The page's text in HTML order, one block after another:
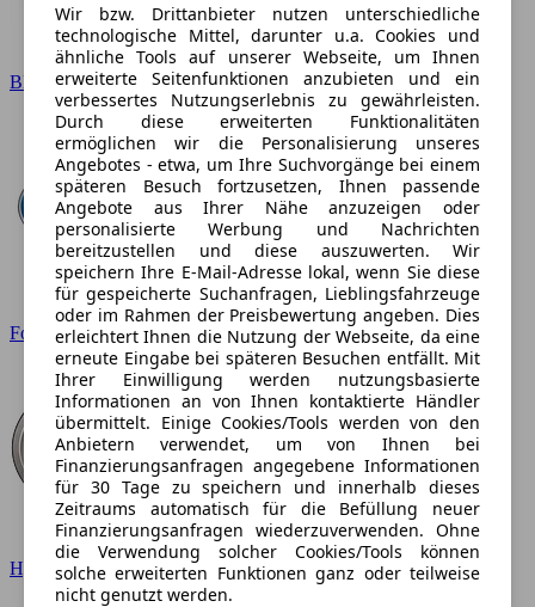
Wir bzw. Drittanbieter nutzen unterschiedliche
technologische Mittel, darunter u.a. Cookies und
ähnliche Tools auf unserer Webseite, um Ihnen
erweiterte Seitenfunktionen anzubieten und ein
verbessertes Nutzungserlebnis zu gewährleisten.
Durch diese erweiterten Funktionalitäten
ermöglichen wir die Personalisierung unseres
Angebotes - etwa, um Ihre Suchvorgänge bei einem
späteren Besuch fortzusetzen, Ihnen passende
Angebote aus Ihrer Nähe anzuzeigen oder
personalisierte Werbung und Nachrichten
bereitzustellen und diese auszuwerten. Wir
speichern Ihre E-Mail-Adresse lokal, wenn Sie diese
für gespeicherte Suchanfragen, Lieblingsfahrzeuge
oder im Rahmen der Preisbewertung angeben. Dies
erleichtert Ihnen die Nutzung der Webseite, da eine
erneute Eingabe bei späteren Besuchen entfällt. Mit
Ihrer Einwilligung werden nutzungsbasierte
Informationen an von Ihnen kontaktierte Händler
übermittelt. Einige Cookies/Tools werden von den
Anbietern verwendet, um von Ihnen bei
Finanzierungsanfragen angegebene Informationen
für 30 Tage zu speichern und innerhalb dieses
Zeitraums automatisch für die Befüllung neuer
Finanzierungsanfragen wiederzuverwenden. Ohne
die Verwendung solcher Cookies/Tools können
solche erweiterten Funktionen ganz oder teilweise
nicht genutzt werden.
BMW
Ford
Hyundai